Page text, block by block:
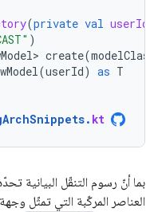
(private val userId
)
> create(modelClass
(userId) as T
. kt
بما أنّ رسوم التنقّل البيانية
العناصر المركّبة التي تمثّل